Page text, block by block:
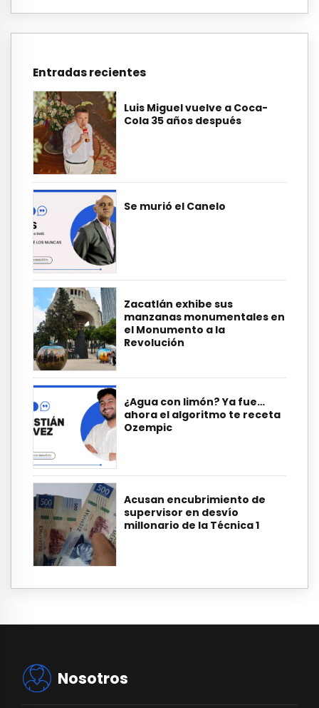
Entradas recientes
Luis Miguel vuelve a Coca-
Cola 35 años después
Se murió el Canelo
Zacatlán exhibe sus
manzanas monumentales en
el Monumento a la
Revolución
¿Agua con limón? Ya fue…
ahora el algoritmo te receta
Ozempic
Acusan encubrimiento de
supervisor en desvío
millonario de la Técnica 1
Nosotros